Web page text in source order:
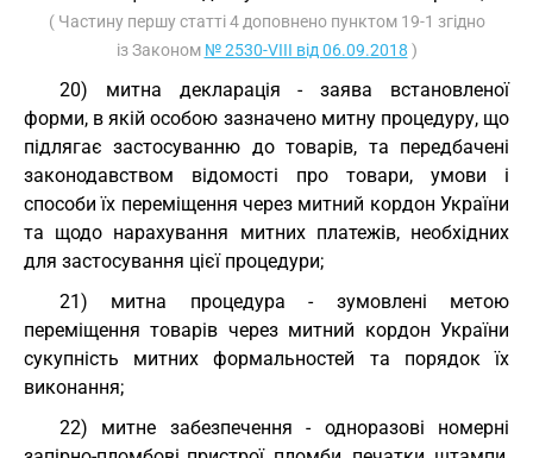
( Частину першу статті 4 доповнено пунктом 19-1 згідно
із Законом № 2530-VIII від 06.09.2018 )
20) митна декларація - заява встановленої
форми, в якій особою зазначено митну процедуру, що
підлягає застосуванню до товарів, та передбачені
законодавством відомості про товари, умови і
способи їх переміщення через митний кордон України
та щодо нарахування митних платежів, необхідних
для застосування цієї процедури;
21) митна процедура - зумовлені метою
переміщення товарів через митний кордон України
сукупність митних формальностей та порядок їх
виконання;
22) митне забезпечення - одноразові номерні